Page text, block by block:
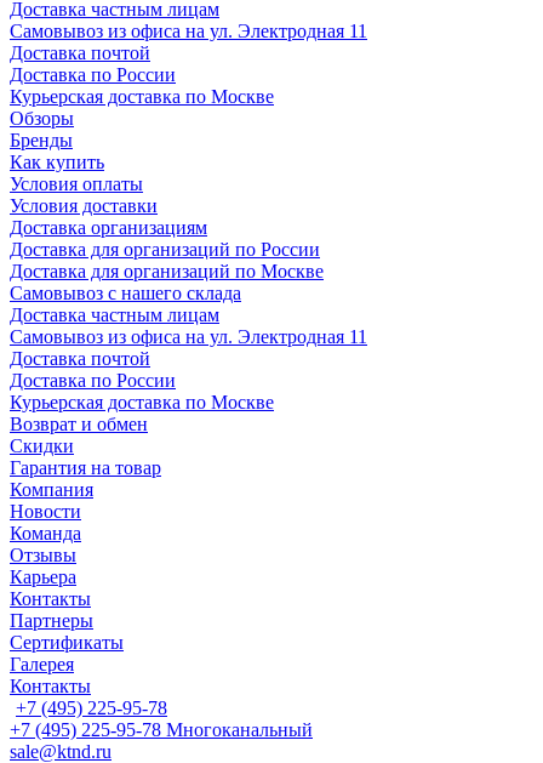
Доставка частным лицам
Самовывоз из офиса на ул. Электродная 11
Доставка почтой
Доставка по России
Курьерская доставка по Москве
Обзоры
Бренды
Как купить
Условия оплаты
Условия доставки
Доставка организациям
Доставка для организаций по России
Доставка для организаций по Москве
Самовывоз с нашего склада
Доставка частным лицам
Самовывоз из офиса на ул. Электродная 11
Доставка почтой
Доставка по России
Курьерская доставка по Москве
Возврат и обмен
Скидки
Гарантия на товар
Компания
Новости
Команда
Отзывы
Карьера
Контакты
Партнеры
Сертификаты
Галерея
Контакты
+7 (495) 225-95-78
+7 (495) 225-95-78 Многоканальный
sale@ktnd.ru